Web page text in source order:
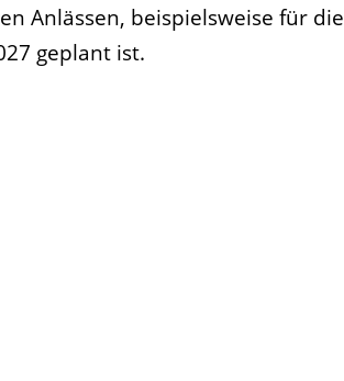
Anlässen, beispielsweise für die
geplant ist.